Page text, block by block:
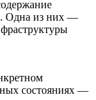
Одна из них —
состояниях —